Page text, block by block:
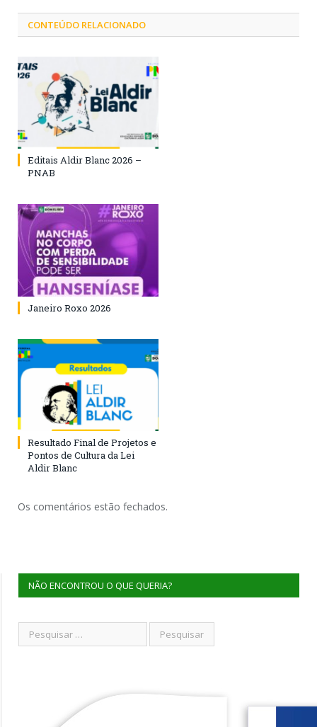
CONTEÚDO RELACIONADO
Editais Aldir Blanc 2026 –
PNAB
Janeiro Roxo 2026
Resultado Final de Projetos e
Pontos de Cultura da Lei
Aldir Blanc
Os comentários estão fechados.
NÃO ENCONTROU O QUE QUERIA?